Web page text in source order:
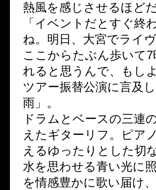
熱風を感じさせるほどだ
「イベントだとすぐ終
ね。明日、大宮でライ
ここからたぶん歩いて
れると思うんで、もし
ツアー振替公演に言及
雨」。
ドラムとベースの三連
えたギターリフ。ピア
えるゆったりとした切
水を思わせる青い光に
を情感豊かに歌い届け